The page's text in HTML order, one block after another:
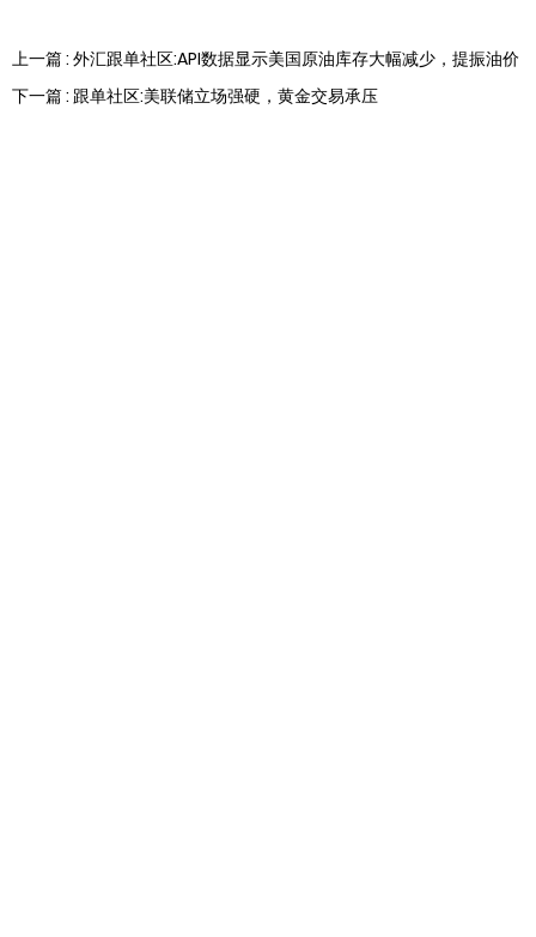
上一篇 : 外汇跟单社区:API数据显示美国原油库存大幅减少，提振油价
下一篇 : 跟单社区:美联储立场强硬，黄金交易承压